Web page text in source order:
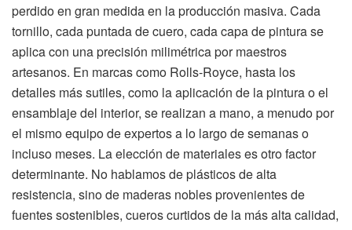
perdido en gran medida en la producción masiva. Cada
tornillo, cada puntada de cuero, cada capa de pintura se
aplica con una precisión milimétrica por maestros
artesanos. En marcas como Rolls-Royce, hasta los
detalles más sutiles, como la aplicación de la pintura o el
ensamblaje del interior, se realizan a mano, a menudo por
el mismo equipo de expertos a lo largo de semanas o
incluso meses. La elección de materiales es otro factor
determinante. No hablamos de plásticos de alta
resistencia, sino de maderas nobles provenientes de
fuentes sostenibles, cueros curtidos de la más alta calidad,